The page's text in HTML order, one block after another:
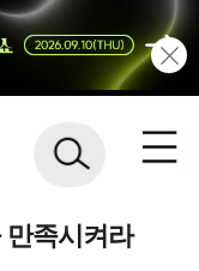
만족시켜라